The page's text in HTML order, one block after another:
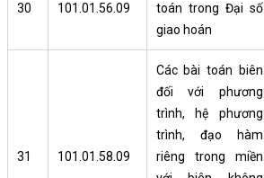
30 101.01.56.09
toán trong Đại số
giao hoán
31 101.01.58.09
Các bài toán biên
đối với phương
trình, hệ phương
trình, đạo hàm
riêng trong miền